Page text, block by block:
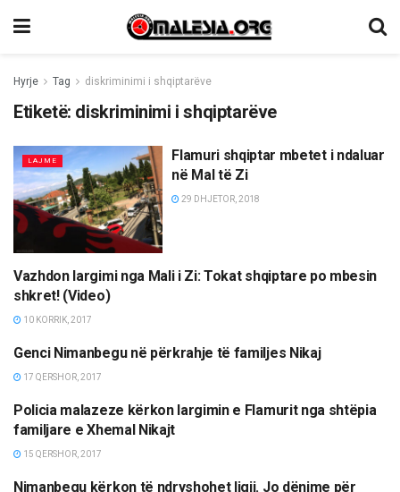
Hyrje Tag diskriminimi i shqiptarëve
Etiketë: diskriminimi i shqiptarëve
LAJME
Flamuri shqiptar mbetet i ndaluar
në Mal të Zi
29 DHJETOR, 2018
LAJME
Vazhdon largimi nga Mali i Zi: Tokat shqiptare po mbesin
shkret! (Video)
10 KORRIK, 2017
LAJME
Genci Nimanbegu në përkrahje të familjes Nikaj
17 QERSHOR, 2017
LAJME
Policia malazeze kërkon largimin e Flamurit nga shtëpia
familjare e Xhemal Nikajt
15 QERSHOR, 2017
Nimanbegu kërkon të ndryshohet ligji. Jo dënime për